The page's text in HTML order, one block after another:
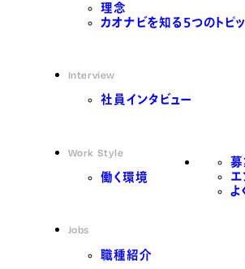
理念
カオナビを知る5つのトピッ
Interview
社員インタビュー
Work Style
働く環境
Jobs
職種紹介
募
エ
よ